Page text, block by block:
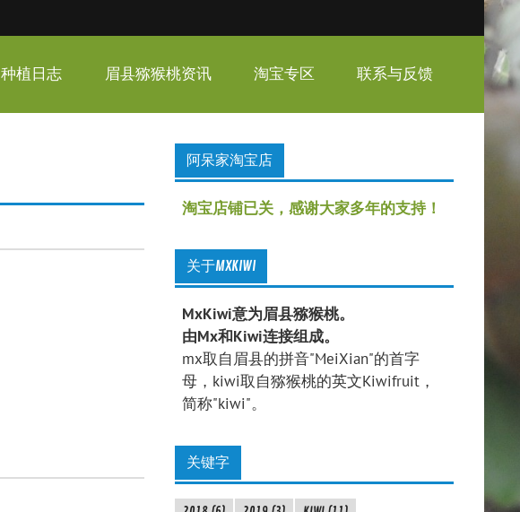
种植日志 眉县猕猴桃资讯 淘宝专区 联系与反馈
阿呆家淘宝店
淘宝店铺已关，感谢大家多年的支持！
关于MXKIWI
MxKiwi意为眉县猕猴桃。
由Mx和Kiwi连接组成。
mx取自眉县的拼音"MeiXian"的首字
母，kiwi取自猕猴桃的英文Kiwifruit，
简称"kiwi"。
关键字